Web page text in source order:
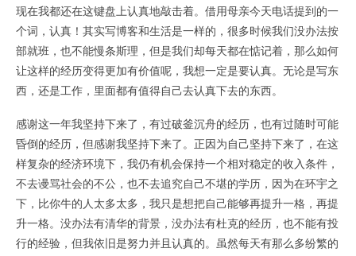
现在我都还在这键盘上认真地敲击着。借用母亲今天电话提到的一
个词，认真！其实写博客和生活是一样的，很多时候我们没办法按
部就班，也不能慢条斯理，但是我们却每天都在惦记着，那么如何
让这样的经历变得更加有价值呢，我想一定是要认真。无论是写东
西，还是工作，里面都有值得自己去认真下去的东西。
感谢这一年我坚持下来了，有过破釜沉舟的经历，也有过随时可能
昏倒的经历，但感谢我坚持下来了。正因为自己坚持下来了，在这
样复杂的经济环境下，我仍有机会保持一个相对稳定的收入条件，
不去谩骂社会的不公，也不去追究自己不堪的学历，因为在环宇之
下，比你牛的人太多太多，我只是想把自己能够再提升一格，再提
升一格。没办法有清华的背景，没办法有杜克的经历，也不能有投
行的经验，但我依旧是努力并且认真的。虽然每天有那么多纷繁的